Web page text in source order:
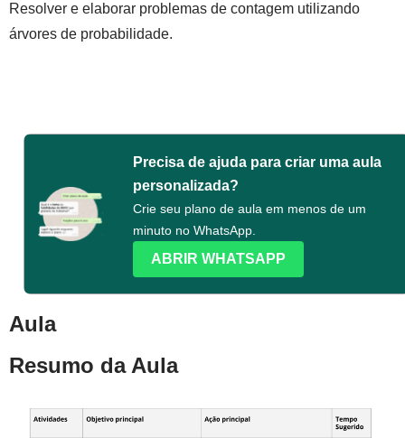
Resolver e elaborar problemas de contagem utilizando
árvores de probabilidade.
Precisa de ajuda para criar uma aula
personalizada?
Crie seu plano de aula em menos de um
minuto no WhatsApp.
ABRIR WHATSAPP
Aula
Resumo da Aula